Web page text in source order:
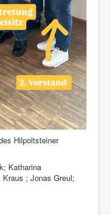
Katharina
; Jonas Greul;